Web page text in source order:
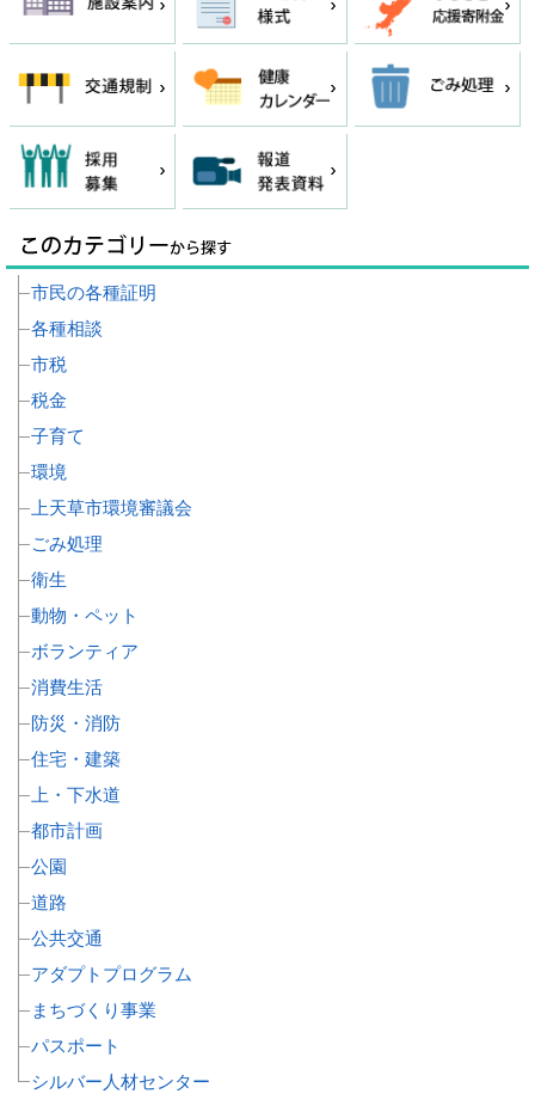
市民の各種証明
各種相談
市税
税金
子育て
環境
上天草市環境審議会
ごみ処理
衛生
動物・ペット
ボランティア
消費生活
防災・消防
住宅・建築
上・下水道
都市計画
公園
道路
公共交通
アダプトプログラム
まちづくり事業
パスポート
シルバー人材センター